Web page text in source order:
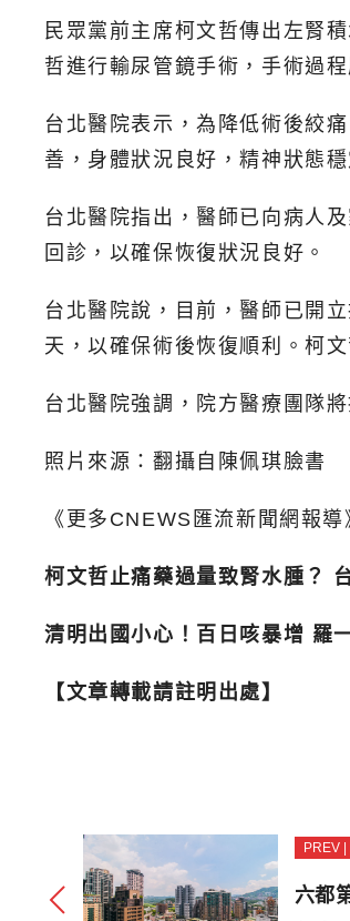
民眾黨前主席柯文哲傳出左腎
哲進行輸尿管鏡手術，手術過
台北醫院表示，為降低術後絞
善，身體狀況良好，精神狀態
台北醫院指出，醫師已向病人
回診，以確保恢復狀況良好。
台北醫院說，目前，醫師已開
天，以確保術後恢復順利。柯
台北醫院強調，院方醫療團隊
照片來源：翻攝自陳佩琪臉書
《更多CNEWS匯流新聞網報導
柯文哲止痛藥過量致腎水腫？
清明出國小心！百日咳暴增 羅
【文章轉載請註明出處】
PREV
六都